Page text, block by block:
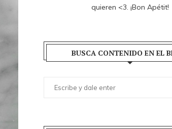
quieren <3. ¡Bon Apétit!
BUSCA CONTENIDO EN EL